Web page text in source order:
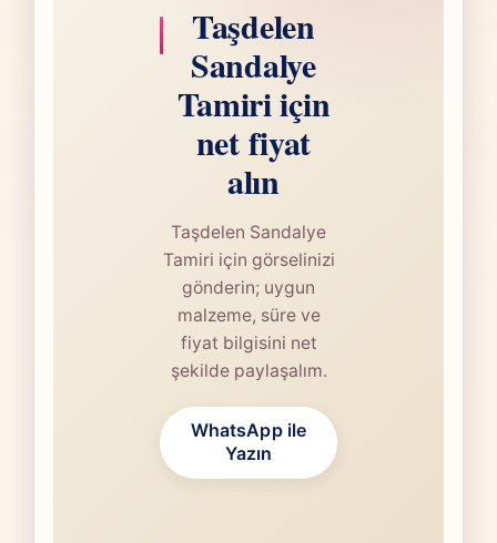
Taşdelen
Sandalye
Tamiri için
net fiyat
alın
Taşdelen Sandalye
Tamiri için görselinizi
gönderin; uygun
malzeme, süre ve
fiyat bilgisini net
şekilde paylaşalım.
WhatsApp ile
Yazın